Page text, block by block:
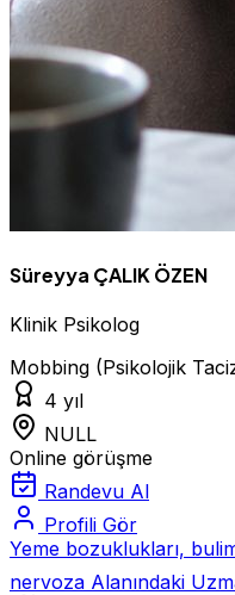
Süreyya ÇALIK ÖZEN
Klinik Psikolog
Mobbing (Psikolojik
4 yıl
NULL
Online görüşme
Randevu Al
Profili Gör
Yeme bozuklukları,
nervoza Alanındaki